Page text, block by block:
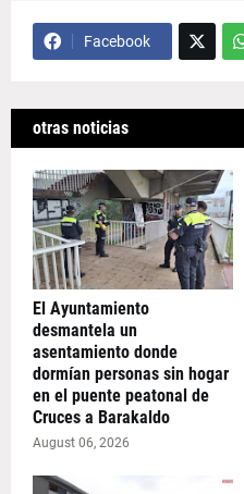
Facebook
otras noticias
El Ayuntamiento
desmantela un
asentamiento donde
dormían personas sin hogar
en el puente peatonal de
Cruces a Barakaldo
August 06, 2026